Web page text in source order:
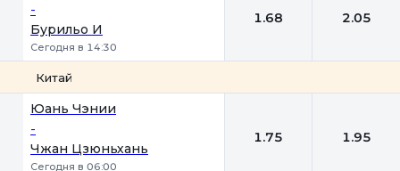
-
Бурильо И
Сегодня в 14:30
1.68 2.05
Китай
Юань Чэнии
-
Чжан Цзюньхань
Сегодня в 06:00
1.75 1.95